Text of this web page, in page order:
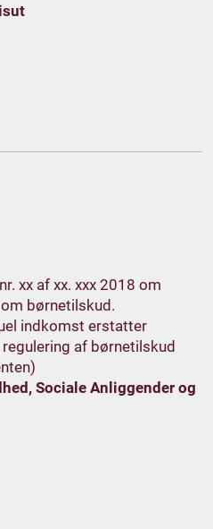
xx af xx. xxx 2018 om
børnetilskud.
indkomst erstatter
af børnetilskud
Sociale Anliggender og